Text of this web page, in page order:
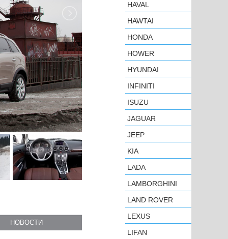
НОВОСТИ
HAVAL
HAWTAI
HONDA
HOWER
HYUNDAI
INFINITI
ISUZU
JAGUAR
JEEP
KIA
LADA
LAMBORGHINI
LAND ROVER
LEXUS
LIFAN